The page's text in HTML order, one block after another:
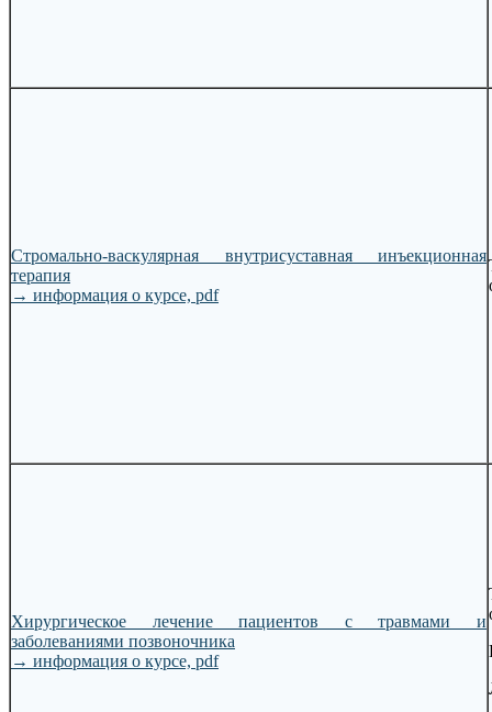
Стромально-васкулярная внутрисуставная инъекционная
терапия
→ информация о курсе, pdf
Хирургическое лечение пациентов с травмами и
заболеваниями позвоночника
→ информация о курсе, pdf